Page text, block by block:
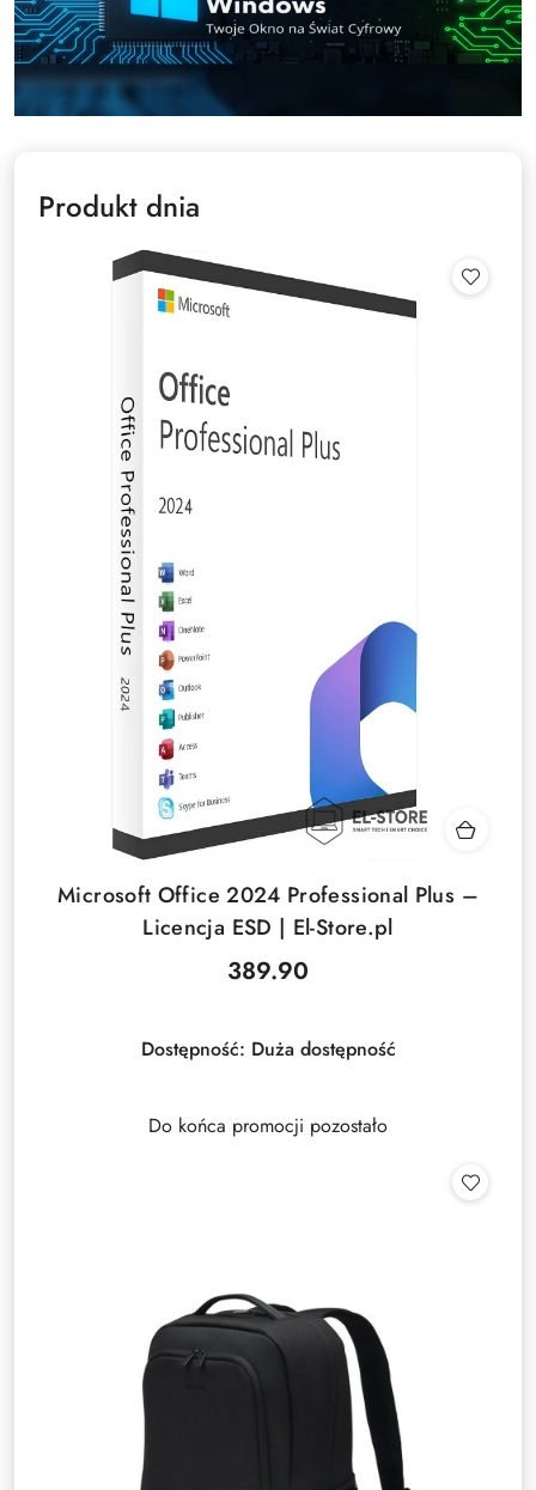
Produkt dnia
Microsoft Office 2024 Professional Plus –
Licencja ESD | El-Store.pl
Cena:
389.90
Dostępność: Duża dostępność
Do końca promocji pozostało